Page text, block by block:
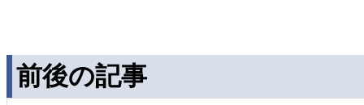
前後の記事